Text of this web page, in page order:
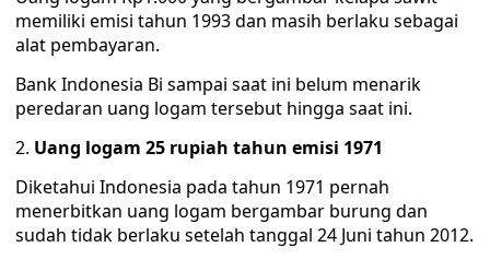
memiliki emisi tahun 1993 dan masih berlaku sebagai
alat pembayaran.
Bank Indonesia Bi sampai saat ini belum menarik
peredaran uang logam tersebut hingga saat ini.
Uang logam 25 rupiah tahun emisi 1971
Diketahui Indonesia pada tahun 1971 pernah
menerbitkan uang logam bergambar burung dan
sudah tidak berlaku setelah tanggal 24 Juni tahun 2012.